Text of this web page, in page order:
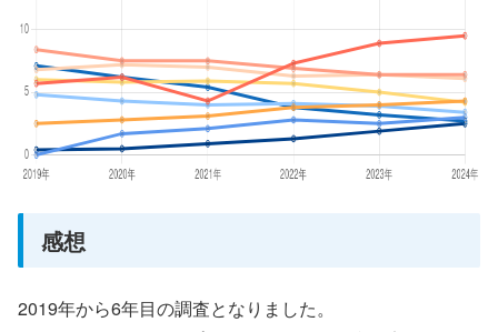
感想
2019年から6年目の調査となりました。